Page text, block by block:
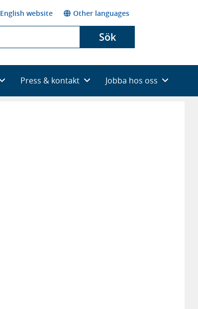
English website Other languages
Sök
Press & kontakt Jobba hos oss